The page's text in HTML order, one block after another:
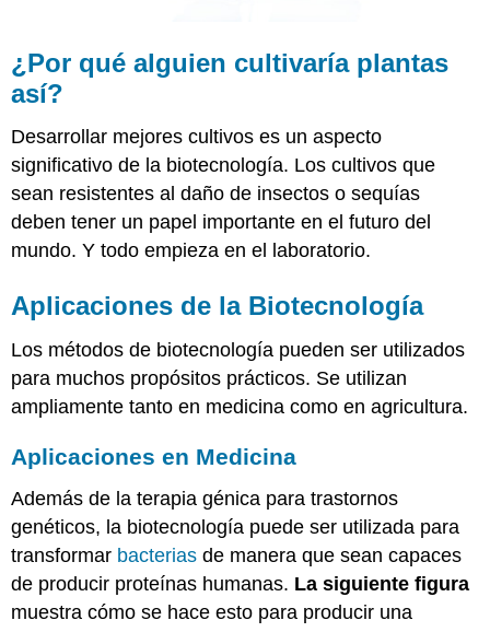
Aplicaciones
Forenses
Lectura
Resumen
Revisar
¿Por qué alguien cultivaría plantas
así?
Desarrollar mejores cultivos es un aspecto
significativo de la biotecnología. Los cultivos que
sean resistentes al daño de insectos o sequías
deben tener un papel importante en el futuro del
mundo. Y todo empieza en el laboratorio.
Aplicaciones de la Biotecnología
Los métodos de biotecnología pueden ser utilizados
para muchos propósitos prácticos. Se utilizan
ampliamente tanto en medicina como en agricultura.
Aplicaciones en Medicina
Además de la terapia génica para trastornos
genéticos, la biotecnología puede ser utilizada para
transformar bacterias de manera que sean capaces
de producir proteínas humanas. La siguiente figura
muestra cómo se hace esto para producir una